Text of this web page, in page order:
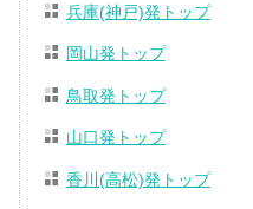
兵庫(神戸)発トップ
岡山発トップ
鳥取発トップ
山口発トップ
香川(高松)発トップ